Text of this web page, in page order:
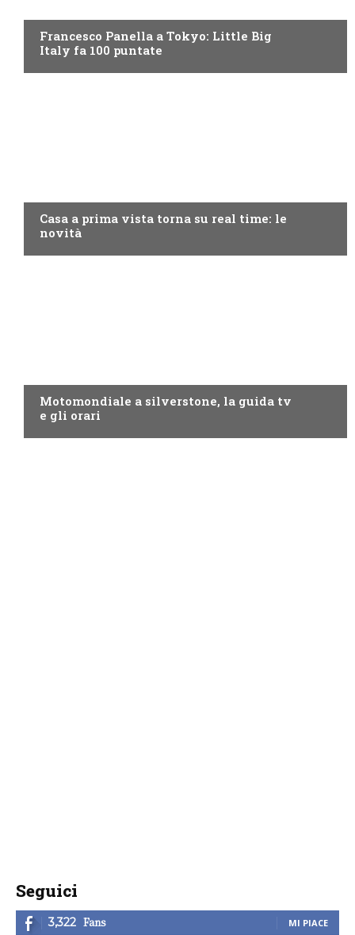
Francesco Panella a Tokyo: Little Big
Italy fa 100 puntate
Casa a prima vista torna su real time: le
novità
Motomondiale a silverstone, la guida tv
e gli orari
Seguici
3,322 Fans MI PIACE